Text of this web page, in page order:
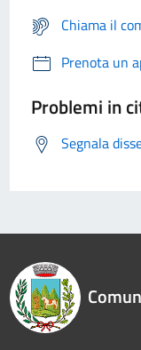
Chiama il
Prenota un
Problemi in
Segnala